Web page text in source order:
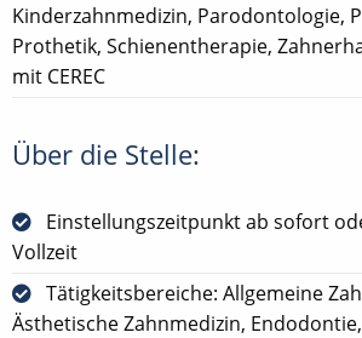
Kinderzahnmedizin, Parodontologie,
Prothetik, Schienentherapie,
mit CEREC
Über die Stelle:
Einstellungszeitpunkt ab sofort
Vollzeit
Tätigkeitsbereiche: Allgemeine
Ästhetische Zahnmedizin,